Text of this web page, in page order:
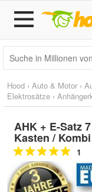
Hood › Auto & Motor ›
Elektrosätze ›
AHK + E-Satz
Kasten /
1